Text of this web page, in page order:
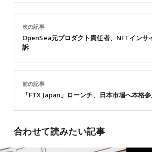
前の記事
「FTX Japan」ローンチ、日本市場へ本格
次の記事
OpenSea元プロダクト責任者、NFTインサ
訴
合わせて読みたい記事